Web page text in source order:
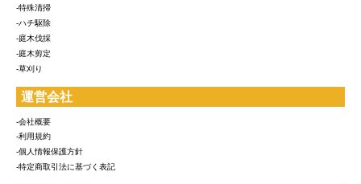
-特殊清掃
-ハチ駆除
-庭木伐採
-庭木剪定
-草刈り
運営会社
-会社概要
-利用規約
-個人情報保護方針
-特定商取引法に基づく表記